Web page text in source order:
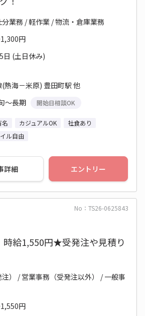
業務 / 軽作業 / 物流・倉庫業務
円
日 (土日休み)
(熱海－米原) 豊田町駅 他
～長期
開始日相談OK
名 カジュアルOK
社食あり
ル自由
詳細 エントリー
No：TS26-0625843
時給1,550円★受発注や見積り
） / 営業事務（受発注以外） / 一般事
円